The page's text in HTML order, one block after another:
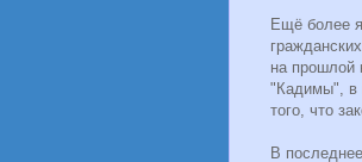
Ещё более
на прошлой
"Кадимы", в
того, что
В